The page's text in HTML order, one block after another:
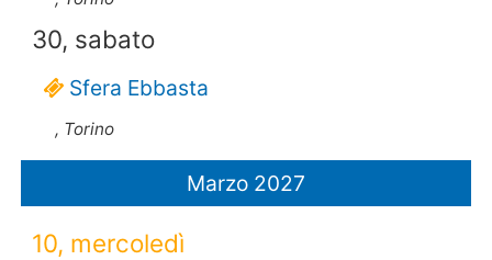
30, sabato
Sfera Ebbasta
, Torino
Marzo 2027
10, mercoledì